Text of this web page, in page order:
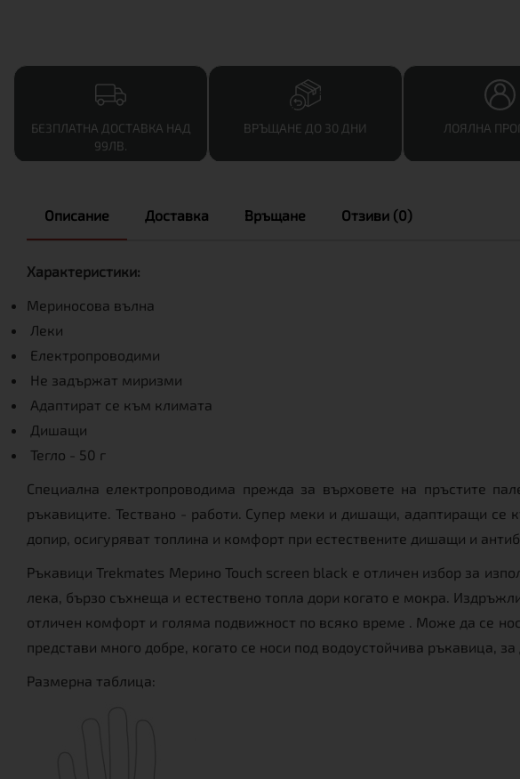
БЕЗПЛАТНА ДОСТАВКА НАД
99ЛВ.
ВРЪЩАНЕ ДО 30 ДНИ ЛОЯЛНА
Описание Доставка Връщане Отзиви (0)
Характеристики:
Мериносова вълна
Леки
Електропроводими
Не задържат миризми
Адаптират се към климата
Дишащи
Тегло - 50 г
Специална електропроводима прежда за върховете на пръстите
ръкавиците. Тествано - работи. Супер меки и дишащи, адаптиращи
допир, осигуряват топлина и комфорт при естествените дишащи и
Ръкавици Trekmates Мерино Touch screen black е отличен избор за
лека, бързо съхнеща и естествено топла дори когато е мокра.
отличен комфорт и голяма подвижност по всяко време . Може да се
представи много добре, когато се носи под водоустойчива ръкавица,
Размерна таблица: